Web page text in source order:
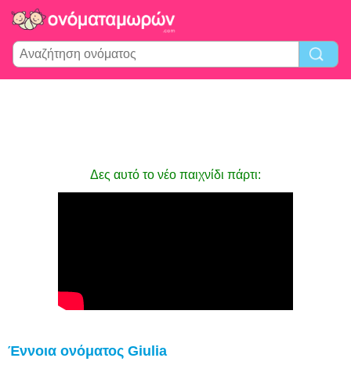
Δες αυτό το νέο παιχνίδι πάρτι:
Έννοια ονόματος Giulia